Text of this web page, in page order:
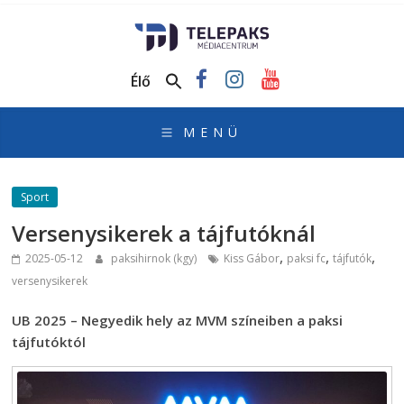
Médiacentrum
honlapja
Élő
Sport
Versenysikerek a tájfutóknál
2025-05-12 paksihirnok (kgy) Kiss Gábor, paksi fc,tájfutók,
versenysikerek
UB 2025 – Negyedik hely az MVM színeiben a paksi
tájfutóktól